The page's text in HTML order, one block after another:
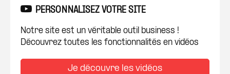
PERSONNALISEZ VOTRE SITE
Notre site est un véritable outil business !
Découvrez toutes les fonctionnalités en vidéos
Je découvre les vidéos